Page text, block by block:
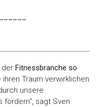
derFitnessbranche so
ihren Traum verwirklichen
unsere
fördern“, sagt Sven